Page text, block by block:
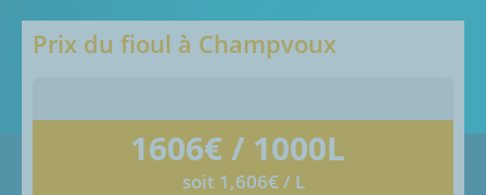
Prix du fioul à Champvoux
1606€ / 1000L
soit 1,606€ / L